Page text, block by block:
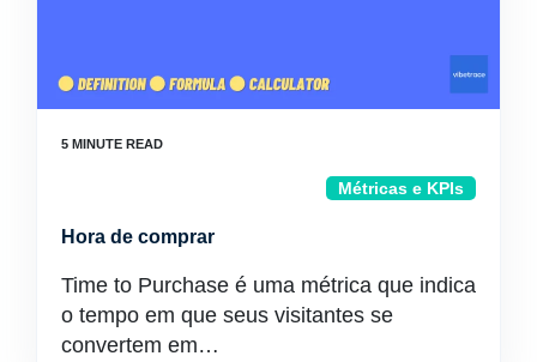
Métricas e KPIs
Hora de comprar
Time to Purchase é uma métrica que indica
o tempo em que seus visitantes se
convertem em…